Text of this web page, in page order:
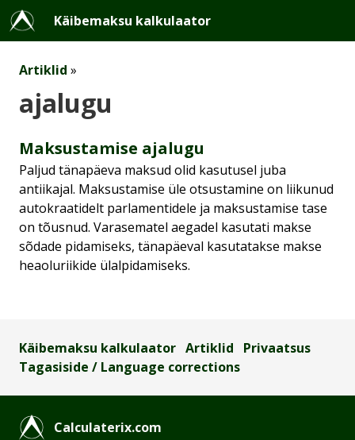
Käibemaksu kalkulaator
Artiklid »
ajalugu
Maksustamise ajalugu
Paljud tänapäeva maksud olid kasutusel juba
antiikajal. Maksustamise üle otsustamine on liikunud
autokraatidelt parlamentidele ja maksustamise tase
on tõusnud. Varasematel aegadel kasutati makse
sõdade pidamiseks, tänapäeval kasutatakse makse
heaoluriikide ülalpidamiseks.
Käibemaksu kalkulaator Artiklid
Privaatsus
Tagasiside / Language corrections
Calculaterix.com